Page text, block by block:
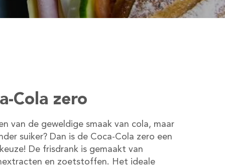
Cola zero
van de geweldige smaak van cola, maar
suiker? Dan is de Coca-Cola zero een
De frisdrank is gemaakt van
en zoetstoffen. Het ideale